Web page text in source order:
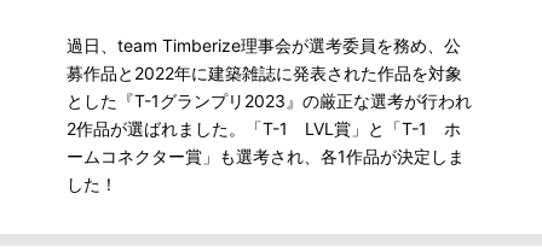
過日、team Timberize理事会が選考委員を務め、公
募作品と2022年に建築雑誌に発表された作品を対象
とした『T-1グランプリ2023』の厳正な選考が行われ
2作品が選ばれました。「T-1 LVL賞」と「T-1 ホ
ームコネクター賞」も選考され、各1作品が決定しま
した！